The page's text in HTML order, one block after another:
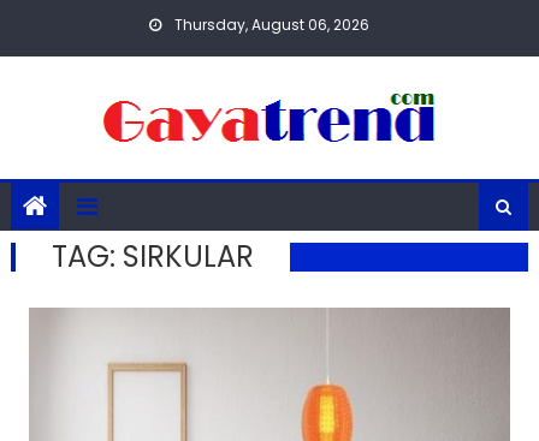
Thursday, August 06, 2026
TAG: SIRKULAR